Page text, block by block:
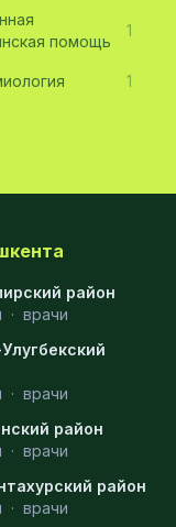
помощь
1
1
район
· врачи
· врачи
район
· врачи
район
· врачи